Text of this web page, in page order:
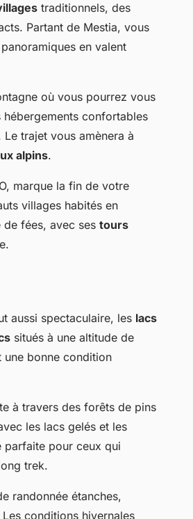
traditionnels, des
Partant de Mestia, vous
en valent
où vous pourrez vous
confortables
trajet vous amènera à
alpins.
marque la fin de votre
villages habités en
de fées, avec ses tours
aussi spectaculaire, les lacs
situés à une altitude de
une bonne condition
à travers des forêts de pins
les lacs gelés et les
parfaite pour ceux qui
trek.
randonnée étanches,
conditions hivernales